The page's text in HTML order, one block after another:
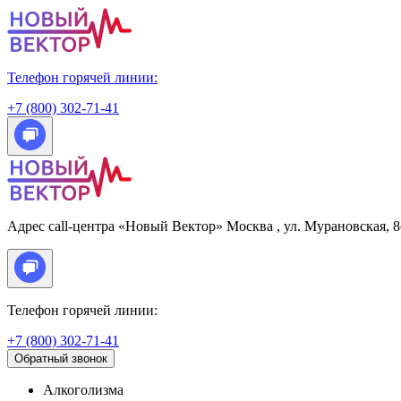
Телефон горячей линии:
+7 (800) 302-71-41
Адрес call-центра «Новый Вектор» Москва , ул. Мурановская,
Телефон горячей линии:
+7 (800) 302-71-41
Обратный звонок
Алкоголизма